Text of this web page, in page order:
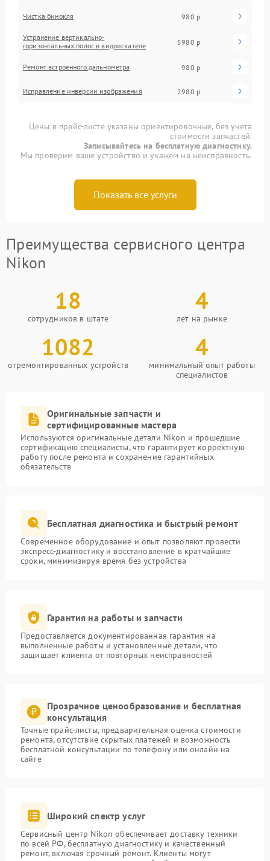
Чистка бинокля 980 р
Устранение вертикально-
горизонтальных полос в видоискателе
5980 р
Ремонт встроенного дальнометра 980 р
Исправление инверсии изображения 2980 р
Цены в прайс-листе указаны ориентировочные, без учета
стоимости запчастей.
Записывайтесь на бесплатную диагностику.
Мы проверим ваше устройство и укажем на неисправность.
Показать все услуги
Преимущества сервисного центра
Nikon
18
сотрудников в штате
4
лет на рынке
1082
отремонтированных устройств
4
минимальный опыт работы
специалистов
Оригинальные запчасти и
сертифицированные мастера
Используются оригинальные детали Nikon и прошедшие
сертификацию специалисты, что гарантирует корректную
работу после ремонта и сохранение гарантийных
обязательств
Бесплатная диагностика и быстрый ремонт
Современное оборудование и опыт позволяют провести
экспресс-диагностику и восстановление в кратчайшие
сроки, минимизируя время без устройства
Гарантия на работы и запчасти
Предоставляется документированная гарантия на
выполненные работы и установленные детали, что
защищает клиента от повторных неисправностей
Прозрачное ценообразование и бесплатная
консультация
Точные прайс-листы, предварительная оценка стоимости
ремонта, отсутствие скрытых платежей и возможность
бесплатной консультации по телефону или онлайн на
сайте
Широкий спектр услуг
Сервисный центр Nikon обеспечивает доставку техники
по всей РФ, бесплатную диагностику и качественный
ремонт, включая срочный ремонт. Клиенты могут